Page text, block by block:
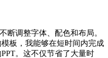
断调整字体、配色和布局。
板，我能够在短时间内完成
。这不仅节省了大量时